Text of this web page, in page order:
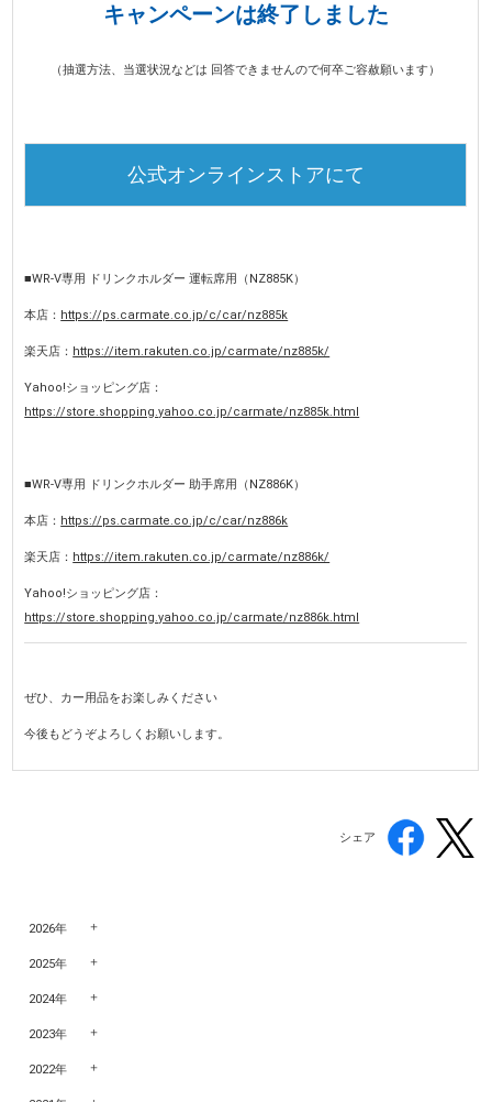
キャンペーンは終了しました
（抽選方法、当選状況などは 回答できませんので何卒ご容赦願います）
公式オンラインストアにて
■WR-V専用 ドリンクホルダー 運転席用（NZ885K）
本店： https://ps.carmate.co.jp/c/car/nz885k
楽天店： https://item.rakuten.co.jp/carmate/nz885k/
Yahoo!ショッピング店：
https://store.shopping.yahoo.co.jp/carmate/nz885k.html
■WR-V専用 ドリンクホルダー 助手席用（NZ886K）
本店： https://ps.carmate.co.jp/c/car/nz886k
楽天店： https://item.rakuten.co.jp/carmate/nz886k/
Yahoo!ショッピング店：
https://store.shopping.yahoo.co.jp/carmate/nz886k.html
ぜひ、カー用品をお楽しみください
今後もどうぞよろしくお願いします。
シェア
2026年
2025年
2024年
2023年
2022年